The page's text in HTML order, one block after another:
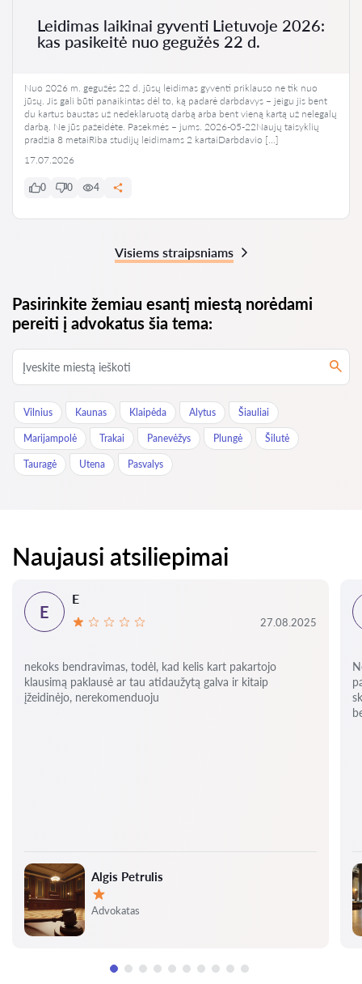
Leidimas laikinai gyventi Lietuvoje 2026:
kas pasikeitė nuo gegužės 22 d.
Nuo 2026 m. gegužės 22 d. jūsų leidimas gyventi priklauso ne tik nuo
jūsų. Jis gali būti panaikintas dėl to, ką padarė darbdavys – jeigu jis bent
du kartus baustas už nedeklaruotą darbą arba bent vieną kartą už nelegalų
darbą. Ne jūs pažeidėte. Pasekmės – jums. 2026-05-22Naujų taisyklių
pradžia 8 metaiRiba studijų leidimams 2 kartaiDarbdavio […]
17.07.2026
0 0 4
Visiems straipsniams
Pasirinkite žemiau esantį miestą norėdami
pereiti į advokatus šia tema:
Vilnius Kaunas Klaipėda Alytus Šiauliai
Marijampolė Trakai Panevėžys Plungė Šilutė
Tauragė Utena Pasvalys
Naujausi atsiliepimai
Algis Petrulis
Įvertinimas:
Advokatas
E
E
27.08.2025
nekoks bendravimas, todėl, kad kelis kart pakartojo
klausimą paklausė ar tau atidaužytą galva ir kitaip
įžeidinėjo, nerekomenduoju